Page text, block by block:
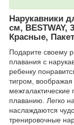
Нарукавники
см, BESTWAY,
Красные, Пакет
Подарите своему
плавания с
ребенку
тигром, воображая
плаванию. Легко
наслаждаются
тренировочные